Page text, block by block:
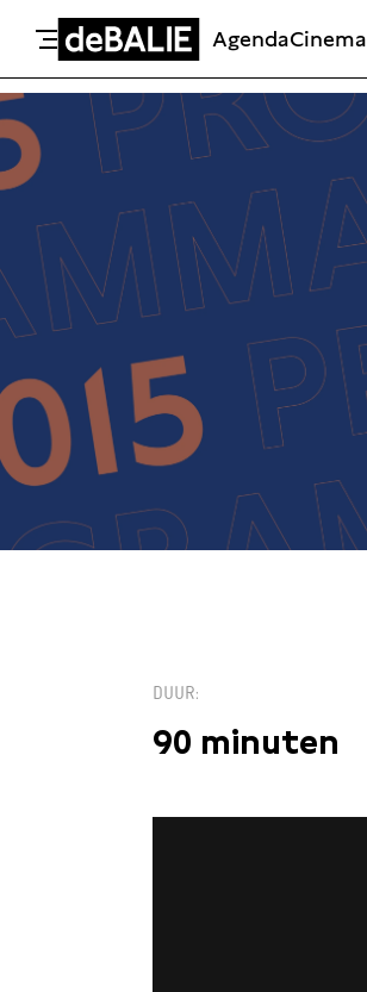
Meteen naar de content
De Balie
AgendaCinema
DUUR
90 minuten